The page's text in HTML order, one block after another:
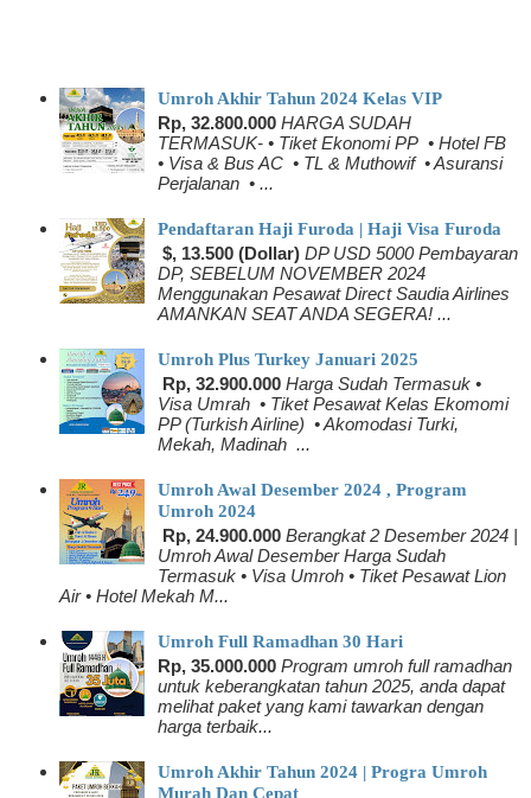
Umroh Akhir Tahun 2024 Kelas VIP
Rp, 32.800.000 HARGA SUDAH
TERMASUK- • Tiket Ekonomi PP • Hotel FB
• Visa & Bus AC • TL & Muthowif • Asuransi
Perjalanan • ...
Pendaftaran Haji Furoda | Haji Visa Furoda
$, 13.500 (Dollar) DP USD 5000 Pembayaran
DP, SEBELUM NOVEMBER 2024
Menggunakan Pesawat Direct Saudia Airlines
AMANKAN SEAT ANDA SEGERA! ...
Umroh Plus Turkey Januari 2025
Rp, 32.900.000 Harga Sudah Termasuk •
Visa Umrah • Tiket Pesawat Kelas Ekomomi
PP (Turkish Airline) • Akomodasi Turki,
Mekah, Madinah ...
Umroh Awal Desember 2024 , Program
Umroh 2024
Rp, 24.900.000 Berangkat 2 Desember 2024 |
Umroh Awal Desember Harga Sudah
Termasuk • Visa Umroh • Tiket Pesawat Lion
Air • Hotel Mekah M...
Umroh Full Ramadhan 30 Hari
Rp, 35.000.000 Program umroh full ramadhan
untuk keberangkatan tahun 2025, anda dapat
melihat paket yang kami tawarkan dengan
harga terbaik...
Umroh Akhir Tahun 2024 | Progra Umroh
Murah Dan Cepat